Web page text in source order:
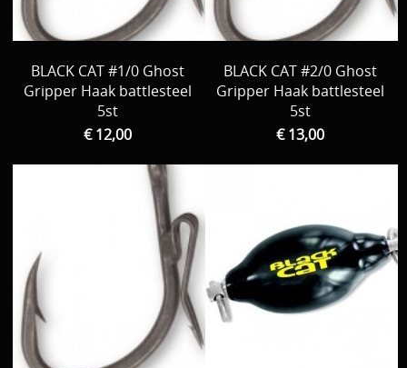
BLACK CAT #1/0 Ghost
Gripper Haak battlesteel
5st
€ 12,00
BLACK CAT #2/0 Ghost
Gripper Haak battlesteel
5st
€ 13,00